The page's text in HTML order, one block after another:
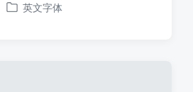
发
英文字体